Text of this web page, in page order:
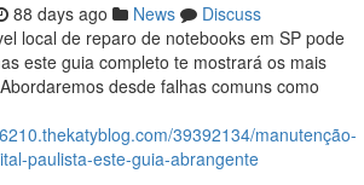
88 days ago News
Discuss
local de reparo de notebooks em SP pode
este guia completo te mostrará os mais
desde falhas comuns como
39392134/manutenção-
paulista-este-guia-abrangente